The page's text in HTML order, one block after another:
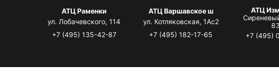
АТЦ Раменки
ул. Лобачевского, 114
+7 (495) 135-42-87
АТЦ Варшавское ш
ул. Котляковская, 1Ас2
+7 (495) 182-17-65
АТЦ
+7 (495)